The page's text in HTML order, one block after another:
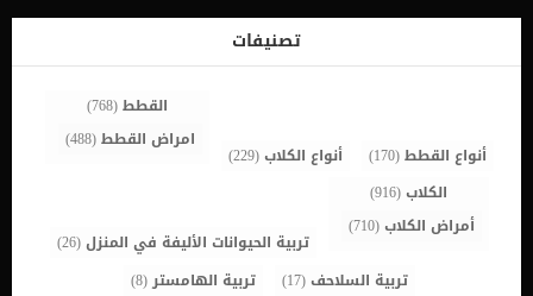
الطبيعية. كيفية علاج الجرب عند الكلاب بالطرق الطبيعية يبدأ العلاج
الطبيعى للجرب فى المنزل من خلال الاستحمام اليومى وتوفير بيئة نظيفة
للكلب. خل التفاح امزج نصف كوب من خل التفاح مع نصف كوب من الماء
تصنيفات
أنواع القطط(170) أنواع الكلاب(229)
القطط(768)
امراض القطط(488)
الكلاب(916)
أمراض الكلاب(710)
تربية الحيوانات الأليفة في المنزل(26)
تربية السلاحف(17) تربية الهامستر(8)